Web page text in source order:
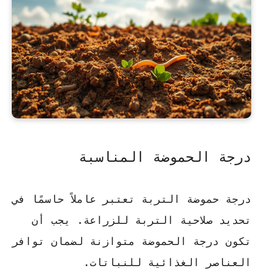
درجة الحموضة المناسبة
درجة حموضة التربة تعتبر عاملاً حاسمًا في
تحديد صلاحية التربة للزراعة. يجب أن
تكون درجة الحموضة متوازنة لضمان توافر
العناصر الغذائية للنباتات.